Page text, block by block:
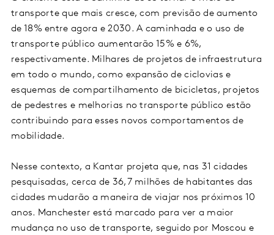
transporte que mais cresce, com previsão de aumento
de 18% entre agora e 2030. A caminhada e o uso de
transporte público aumentarão 15% e 6%,
respectivamente. Milhares de projetos de infraestrutura
em todo o mundo, como expansão de ciclovias e
esquemas de compartilhamento de bicicletas, projetos
de pedestres e melhorias no transporte público estão
contribuindo para esses novos comportamentos de
mobilidade.
Nesse contexto, a Kantar projeta que, nas 31 cidades
pesquisadas, cerca de 36,7 milhões de habitantes das
cidades mudarão a maneira de viajar nos próximos 10
anos. Manchester está marcado para ver a maior
mudança no uso de transporte, seguido por Moscou e